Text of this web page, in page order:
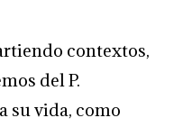
contextos,
del P.
su vida, como